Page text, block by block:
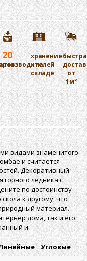
20
хранение
на
складе
от
1м²
видами знаменитого
и считается
Декоративный
горного ледника с
по достоинству
к другому, что
материал.
дома, так и его
и
Угловые